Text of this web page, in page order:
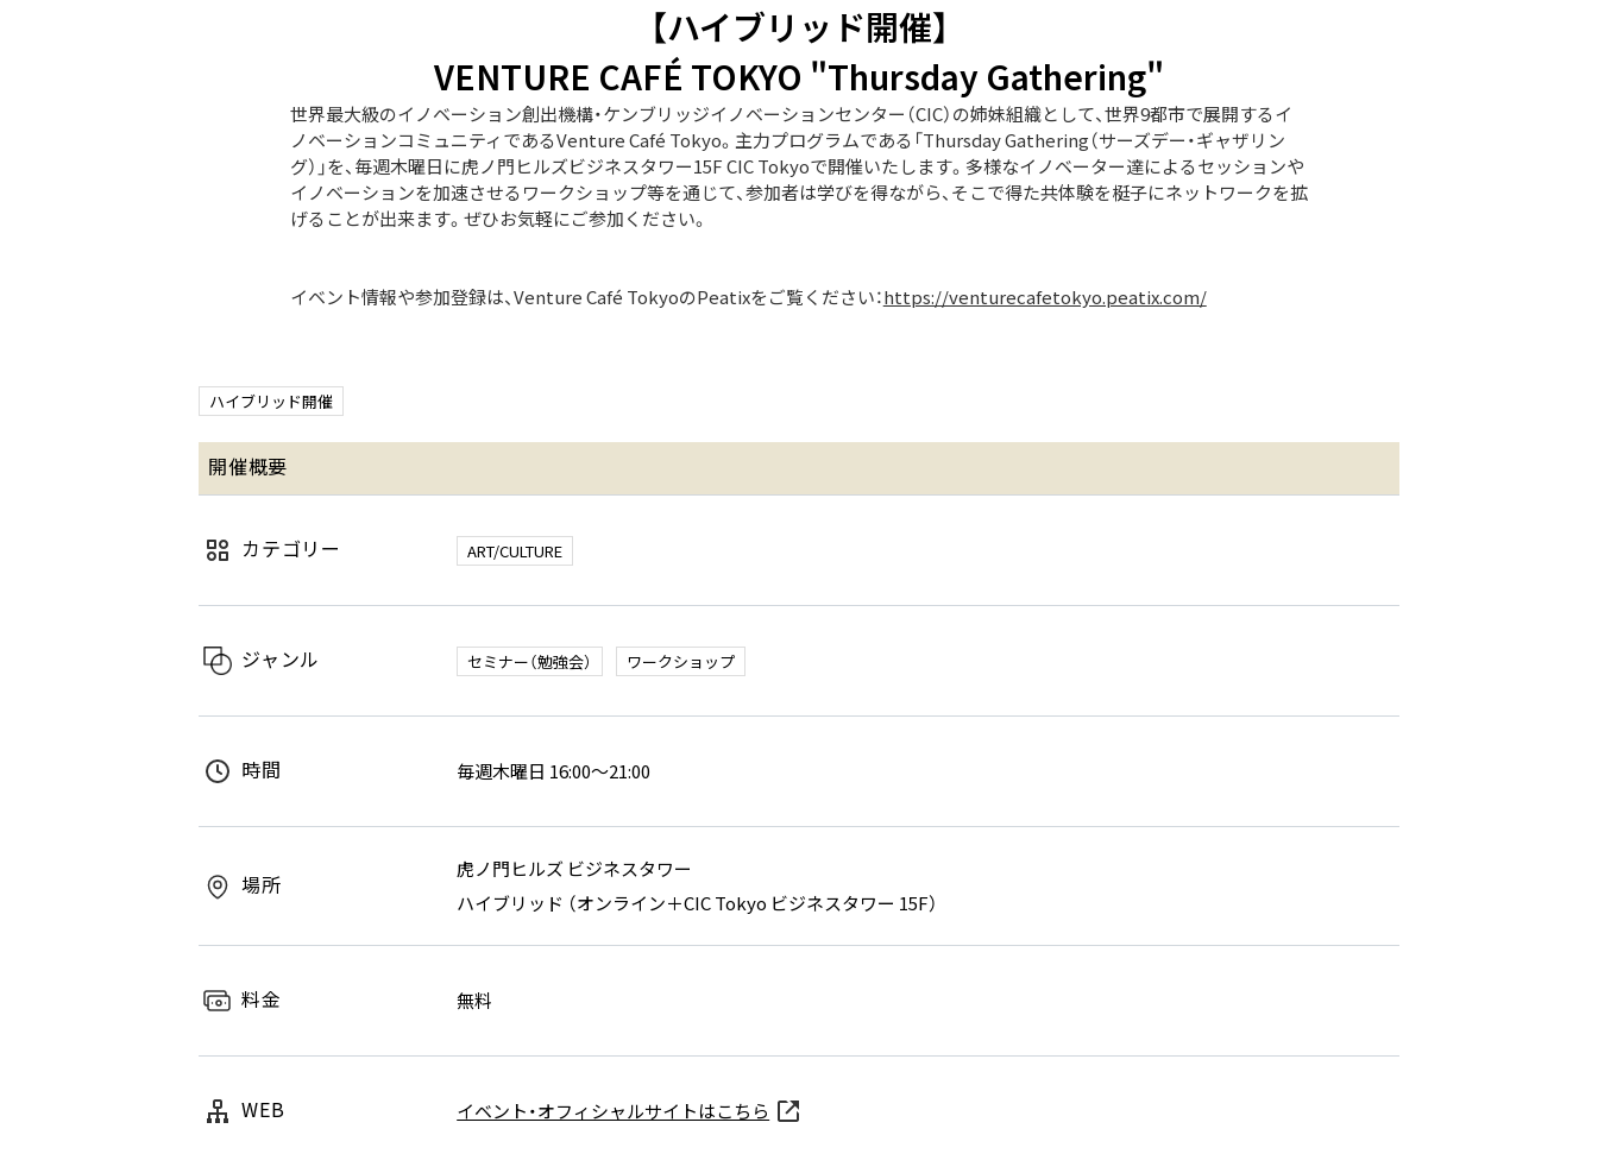
【ハイブリッド開催】
VENTURE CAFÉ TOKYO "Thursday Gathering"
世界最大級のイノベーション創出機構・ケンブリッジイノベーションセンター（CIC）の姉妹組織として、世界9都市で展開するイ
ノベーションコミュニティであるVenture Café Tokyo。主力プログラムである「Thursday Gathering（サーズデー・ギャザリン
グ）」を、毎週木曜日に虎ノ門ヒルズビジネスタワー15F CIC Tokyoで開催いたします。多様なイノベーター達によるセッションや
イノベーションを加速させるワークショップ等を通じて、参加者は学びを得ながら、そこで得た共体験を梃子にネットワークを拡
げることが出来ます。ぜひお気軽にご参加ください。
イベント情報や参加登録は、Venture Café TokyoのPeatixをご覧ください：https://venturecafetokyo.peatix.com/
ハイブリッド開催
開催概要
カテゴリー ART/CULTURE
ジャンル セミナー（勉強会） ワークショップ
時間 毎週木曜日 16:00～21:00
場所
虎ノ門ヒルズ ビジネスタワー
ハイブリッド （オンライン＋CIC Tokyo ビジネスタワー 15F）
料金 無料
WEB イベント・オフィシャルサイトはこちら